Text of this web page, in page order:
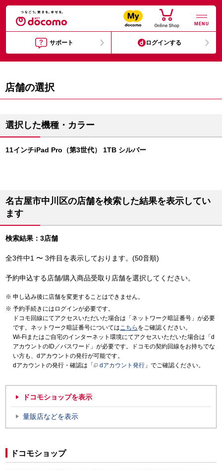
MENU
サポート ログインする
店舗の選択
選択した機種・カラー
11インチiPad Pro（第3世代） 1TB シルバー
名古屋市中川区の店舗を検索した結果を表示してい
ます
検索結果：3店舗
全3件中1 〜 3件目を表示しております。(50音順)
予約申込する店舗/購入商品受取り店舗を選択してください。
申し込み後に店舗を変更することはできません。
予約手続きにはログインが必要です。
ドコモ回線にてアクセスいただいた場合は「ネットワーク暗証番号」が必要
です。ネットワーク暗証番号についてはこちら をご確認ください。
Wi-Fiまたはご自宅のインターネット環境にてアクセスいただいた場合は「d
アカウントのID／パスワード」が必要です。ドコモの契約回線をお持ちでな
い方も、dアカウントの発行が可能です。
dアカウントの発行・確認は「
dアカウント発行 」でご確認ください。
ドコモショップを表示
量販店などを表示
ドコモショップ